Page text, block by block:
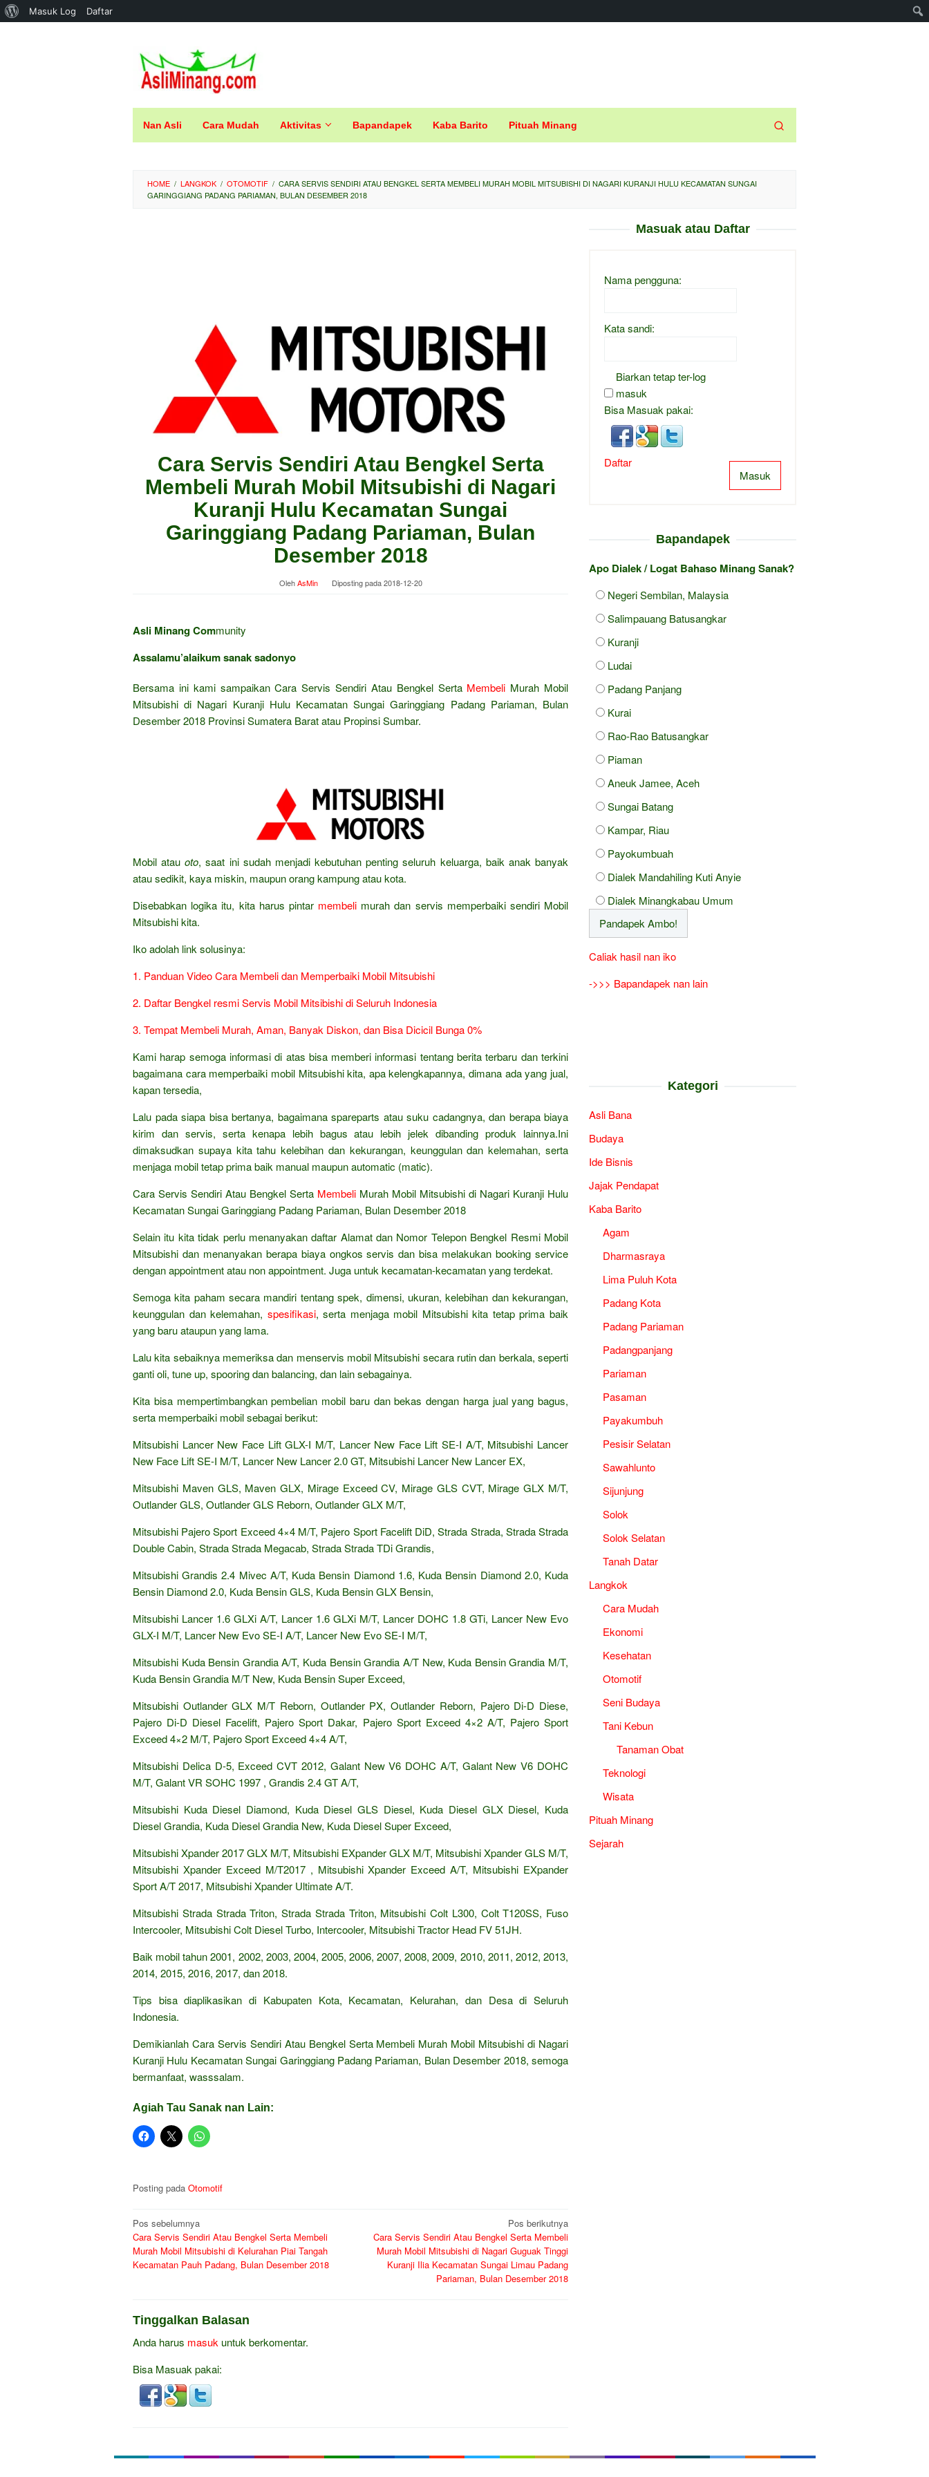
Tentang
Masuk Log Daftar
konten
Nan Asli Cara Mudah Aktivitas Bapandapek Kaba Barito Pituah Minang
HOME / LANGKOK / OTOMOTIF / CARA SERVIS SENDIRI ATAU BENGKEL SERTA MEMBELI MURAH MOBIL MITSUBISHI DI NAGARI KURANJI HULU KECAMATAN SUNGAI
GARINGGIANG PADANG PARIAMAN, BULAN DESEMBER 2018
Cara Servis Sendiri Atau Bengkel Serta
Membeli Murah Mobil Mitsubishi di Nagari
Kuranji Hulu Kecamatan Sungai
Garinggiang Padang Pariaman, Bulan
Desember 2018
OlehAsMin Diposting pada2018-12-20
Asli Minang Community
Assalamu’alaikum sanak sadonyo
Bersama ini kami sampaikan Cara Servis Sendiri Atau Bengkel Serta Membeli Murah Mobil
Mitsubishi di Nagari Kuranji Hulu Kecamatan Sungai Garinggiang Padang Pariaman, Bulan
Desember 2018 Provinsi Sumatera Barat atau Propinsi Sumbar.
Mobil atauoto, saat ini sudah menjadi kebutuhan penting seluruh keluarga, baik anak banyak
atau sedikit, kaya miskin, maupun orang kampung atau kota.
Disebabkan logika itu, kita harus pintar membeli murah dan servis memperbaiki sendiri Mobil
Mitsubishi kita.
Iko adolah link solusinya:
1. Panduan Video Cara Membeli dan Memperbaiki Mobil Mitsubishi
2. Daftar Bengkel resmi Servis Mobil Mitsibishi di Seluruh Indonesia
3. Tempat Membeli Murah, Aman, Banyak Diskon, dan Bisa Dicicil Bunga 0%
Kami harap semoga informasi di atas bisa memberi informasi tentang berita terbaru dan terkini
bagaimana cara memperbaiki mobil Mitsubishi kita, apa kelengkapannya, dimana ada yang jual,
kapan tersedia,
Lalu pada siapa bisa bertanya, bagaimana spareparts atau suku cadangnya, dan berapa biaya
kirim dan servis, serta kenapa lebih bagus atau lebih jelek dibanding produk lainnya.Ini
dimaksudkan supaya kita tahu kelebihan dan kekurangan, keunggulan dan kelemahan, serta
menjaga mobil tetap prima baik manual maupun automatic (matic).
Cara Servis Sendiri Atau Bengkel Serta Membeli Murah Mobil Mitsubishi di Nagari Kuranji Hulu
Kecamatan Sungai Garinggiang Padang Pariaman, Bulan Desember 2018
Selain itu kita tidak perlu menanyakan daftar Alamat dan Nomor Telepon Bengkel Resmi Mobil
Mitsubishi dan menanyakan berapa biaya ongkos servis dan bisa melakukan booking service
dengan appointment atau non appointment. Juga untuk kecamatan-kecamatan yang terdekat.
Semoga kita paham secara mandiri tentang spek, dimensi, ukuran, kelebihan dan kekurangan,
keunggulan dan kelemahan, spesifikasi, serta menjaga mobil Mitsubishi kita tetap prima baik
yang baru ataupun yang lama.
Lalu kita sebaiknya memeriksa dan menservis mobil Mitsubishi secara rutin dan berkala, seperti
ganti oli, tune up, spooring dan balancing, dan lain sebagainya.
Kita bisa mempertimbangkan pembelian mobil baru dan bekas dengan harga jual yang bagus,
serta memperbaiki mobil sebagai berikut:
Mitsubishi Lancer New Face Lift GLX-I M/T, Lancer New Face Lift SE-I A/T, Mitsubishi Lancer
New Face Lift SE-I M/T, Lancer New Lancer 2.0 GT, Mitsubishi Lancer New Lancer EX,
Mitsubishi Maven GLS, Maven GLX, Mirage Exceed CV, Mirage GLS CVT, Mirage GLX M/T,
Outlander GLS, Outlander GLS Reborn, Outlander GLX M/T,
Mitsubishi Pajero Sport Exceed 4×4 M/T, Pajero Sport Facelift DiD, Strada Strada, Strada Strada
Double Cabin, Strada Strada Megacab, Strada Strada TDi Grandis,
Mitsubishi Grandis 2.4 Mivec A/T, Kuda Bensin Diamond 1.6, Kuda Bensin Diamond 2.0, Kuda
Bensin Diamond 2.0, Kuda Bensin GLS, Kuda Bensin GLX Bensin,
Mitsubishi Lancer 1.6 GLXi A/T, Lancer 1.6 GLXi M/T, Lancer DOHC 1.8 GTi, Lancer New Evo
GLX-I M/T, Lancer New Evo SE-I A/T, Lancer New Evo SE-I M/T,
Mitsubishi Kuda Bensin Grandia A/T, Kuda Bensin Grandia A/T New, Kuda Bensin Grandia M/T,
Kuda Bensin Grandia M/T New, Kuda Bensin Super Exceed,
Mitsubishi Outlander GLX M/T Reborn, Outlander PX, Outlander Reborn, Pajero Di-D Diese,
Pajero Di-D Diesel Facelift, Pajero Sport Dakar, Pajero Sport Exceed 4×2 A/T, Pajero Sport
Exceed 4×2 M/T, Pajero Sport Exceed 4×4 A/T,
Mitsubishi Delica D-5, Exceed CVT 2012, Galant New V6 DOHC A/T, Galant New V6 DOHC
M/T, Galant VR SOHC 1997 , Grandis 2.4 GT A/T,
Mitsubishi Kuda Diesel Diamond, Kuda Diesel GLS Diesel, Kuda Diesel GLX Diesel, Kuda
Diesel Grandia, Kuda Diesel Grandia New, Kuda Diesel Super Exceed,
Mitsubishi Xpander 2017 GLX M/T, Mitsubishi EXpander GLX M/T, Mitsubishi Xpander GLS M/T,
Mitsubishi Xpander Exceed M/T2017 , Mitsubishi Xpander Exceed A/T, Mitsubishi EXpander
Sport A/T 2017, Mitsubishi Xpander Ultimate A/T.
Mitsubishi Strada Strada Triton, Strada Strada Triton, Mitsubishi Colt L300, Colt T120SS, Fuso
Intercooler, Mitsubishi Colt Diesel Turbo, Intercooler, Mitsubishi Tractor Head FV 51JH.
Baik mobil tahun 2001, 2002, 2003, 2004, 2005, 2006, 2007, 2008, 2009, 2010, 2011, 2012, 2013,
2014, 2015, 2016, 2017, dan 2018.
Tips bisa diaplikasikan di Kabupaten Kota, Kecamatan, Kelurahan, dan Desa di Seluruh
Indonesia.
Demikianlah Cara Servis Sendiri Atau Bengkel Serta Membeli Murah Mobil Mitsubishi di Nagari
Kuranji Hulu Kecamatan Sungai Garinggiang Padang Pariaman, Bulan Desember 2018, semoga
bermanfaat, wasssalam.
Agiah Tau Sanak nan Lain:
Posting pada Otomotif
Navigasi
pos
Pos sebelumnya
Cara Servis Sendiri Atau Bengkel Serta Membeli
Murah Mobil Mitsubishi di Kelurahan Piai Tangah
Kecamatan Pauh Padang, Bulan Desember 2018
Pos berikutnya
Cara Servis Sendiri Atau Bengkel Serta Membeli
Murah Mobil Mitsubishi di Nagari Guguak Tinggi
Kuranji Ilia Kecamatan Sungai Limau Padang
Pariaman, Bulan Desember 2018
Tinggalkan Balasan
Anda harus masuk untuk berkomentar.
Bisa Masuak pakai:
Masuak atau Daftar
Nama pengguna:
Kata sandi:
Biarkan tetap ter-log
masuk
Bisa Masuak pakai:
Masuk
Daftar
Bapandapek
Apo Dialek / Logat Bahaso Minang Sanak?
Negeri Sembilan, Malaysia
Salimpauang Batusangkar
Kuranji
Ludai
Padang Panjang
Kurai
Rao-Rao Batusangkar
Piaman
Aneuk Jamee, Aceh
Sungai Batang
Kampar, Riau
Payokumbuah
Dialek Mandahiling Kuti Anyie
Dialek Minangkabau Umum
Caliak hasil nan iko
->>> Bapandapek nan lain
Kategori
Asli Bana
Budaya
Ide Bisnis
Jajak Pendapat
Kaba Barito
Agam
Dharmasraya
Lima Puluh Kota
Padang Kota
Padang Pariaman
Padangpanjang
Pariaman
Pasaman
Payakumbuh
Pesisir Selatan
Sawahlunto
Sijunjung
Solok
Solok Selatan
Tanah Datar
Langkok
Cara Mudah
Ekonomi
Kesehatan
Otomotif
Seni Budaya
Tani Kebun
Tanaman Obat
Teknologi
Wisata
Pituah Minang
Sejarah